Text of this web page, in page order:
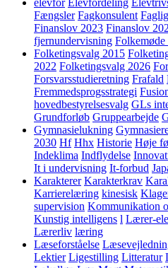
elevfor Elevfordeling
Fængsler Fagkonsulent
Finanslov 2023 Finanslov
fjernundervisning Folkemøde
Folketingsvalg 2015
2022 Folketingsvalg 2026
Forsvarsstudieretning Frafald
Fremmedsprogsstrategi
hovedbestyrelsesvalg GLs
Grundforløb Gruppearbejde
Gymnasielukning
2030 Hf Hhx Historie Høje
Indeklima Indflydelse
It i undervisning It-forbud
Karakterer Karakterkrav
Karrierelæring kinesisk
supervision Kommunikation
Kunstig intelligens l Lærer-
Lærerliv læring
Læseforståelse
Lektier Ligestilling Litteratur